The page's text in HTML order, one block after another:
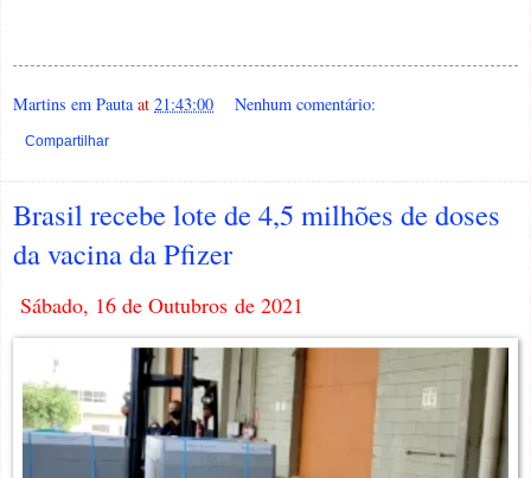
Martins em Pauta at 21:43:00 Nenhum comentário:
Compartilhar
Brasil recebe lote de 4,5 milhões de doses
da vacina da Pfizer
Sábado, 16 de Outubros de 2021